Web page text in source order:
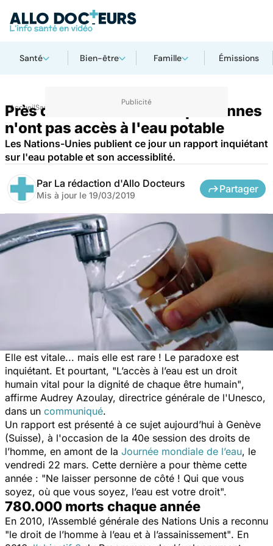
Santé Bien-être Famille Émissions
AccueilSanté
Près de deux milliards de personnes
n'ont pas accès à l'eau potable
Les Nations-Unies publient ce jour un rapport inquiétant
sur l'eau potable et son accessiblité.
Par La rédaction d'Allo Docteurs
Mis à jour le 19/03/2019
Partager
Elle est vitale... mais elle est rare ! Le paradoxe est
inquiétant. Et pourtant, "L’accès à l’eau est un droit
humain vital pour la dignité de chaque être humain",
affirme Audrey Azoulay, directrice générale de l'Unesco,
dans un communiqué.
Un rapport est présenté à ce sujet aujourd’hui à Genève
(Suisse), à l'occasion de la 40e session des droits de
l’homme, en amont de la Journée mondiale de l’eau, le
vendredi 22 mars. Cette dernière a pour thème cette
année : "Ne laisser personne de côté ! Qui que vous
soyez, où que vous soyez, l’eau est votre droit".
780.000 morts chaque année
En 2010, l’Assemblé générale des Nations Unis a reconnu
"le droit de l’homme à l’eau et à l’assainissement". En